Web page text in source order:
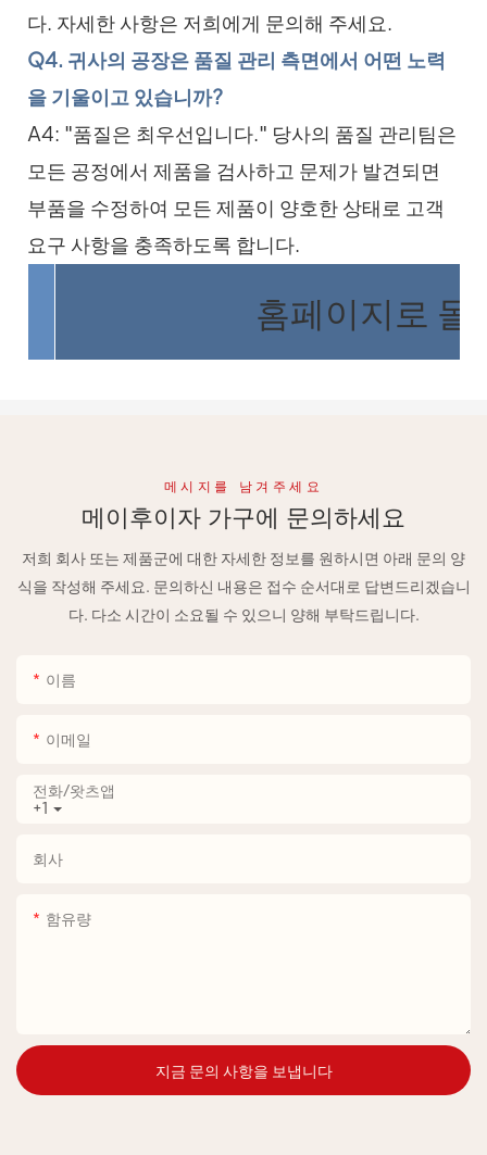
다. 자세한 사항은 저희에게 문의해 주세요.
Q4. 귀사의 공장은 품질 관리 측면에서 어떤 노력
을 기울이고 있습니까?
A4: "품질은 최우선입니다." 당사의 품질 관리팀은
모든 공정에서 제품을 검사하고 문제가 발견되면
부품을 수정하여 모든 제품이 양호한 상태로 고객
요구 사항을 충족하도록 합니다.
홈페이지로 돌
메시지를 남겨주세요
메이후이자 가구에 문의하세요
저희 회사 또는 제품군에 대한 자세한 정보를 원하시면 아래 문의 양
식을 작성해 주세요. 문의하신 내용은 접수 순서대로 답변드리겠습니
다. 다소 시간이 소요될 수 있으니 양해 부탁드립니다.
이름
이메일
+1
전화/왓츠앱
회사
함유량
지금 문의 사항을 보냅니다